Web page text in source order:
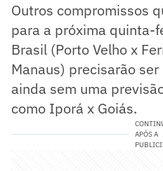
Outros compromissos
para a próxima quinta-
Brasil (Porto Velho x
Manaus) precisarão
ainda sem uma
como Iporá x Goiás.
APÓS A